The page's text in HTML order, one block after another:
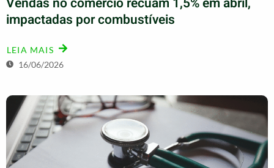
impactadas por combustíveis
LEIA MAIS
16/06/2026